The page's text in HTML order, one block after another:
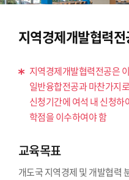
지역경제개발협력
지역경제개발협력전공은
일반융합전공과 마찬가지
신청기간에 여석 내 신청
학점을 이수하여야 함
교육목표
개도국 지역경제 및 개발협력